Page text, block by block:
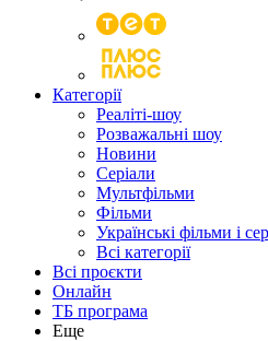
Категорії
Реаліті-шоу
Розважальні шоу
Новини
Серіали
Мультфільми
Фільми
Українські фільми і
Всі категорії
Всі проєкти
Онлайн
ТБ програма
Еще